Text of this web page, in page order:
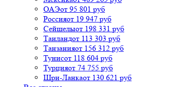
ОАЭот 95 801 руб
Россияот 19 947 руб
Сейшелыот 198 331 руб
Таиландот 113 303 руб
Танзанияот 156 312 руб
Тунисот 118 604 руб
Турцияот 74 755 руб
Шри-Ланкаот 130 621 руб